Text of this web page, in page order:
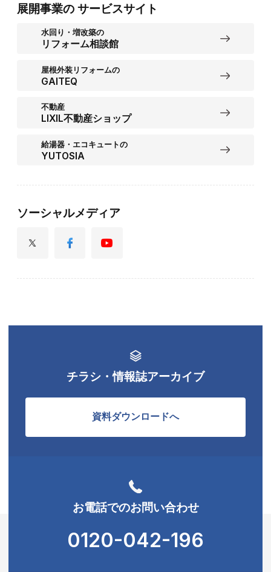
展開事業の サービスサイト
水回り・増改築の
リフォーム相談館
屋根外装リフォームの
GAITEQ
不動産
LIXIL不動産ショップ
給湯器・エコキュートの
YUTOSIA
ソーシャルメディア
チラシ・情報誌アーカイブ
資料ダウンロードへ
お電話でのお問い合わせ
0120-042-196